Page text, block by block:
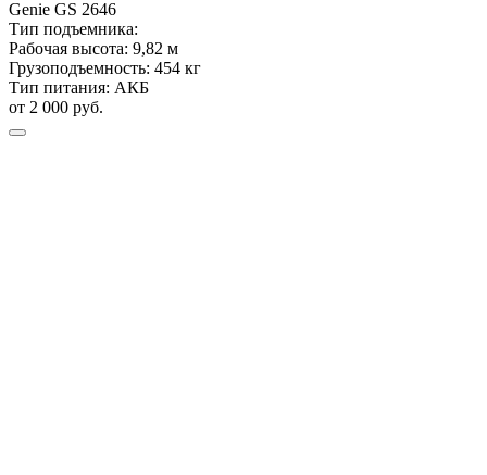
Genie GS 2646
Тип подъемника:
Рабочая высота: 9,82 м
Грузоподъемность: 454 кг
Тип питания: АКБ
от 2 000 руб.